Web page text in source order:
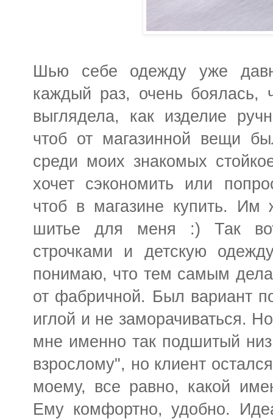
Шью себе одежду уже
каждый раз, очень
выглядела, как изделие
чтоб от магазинной вещи
среди моих знакомых
хочет сэкономить или
чтоб в магазине купить. Им
шитье для меня :) Так
строчками и детскую
понимаю, что тем самым
от фабричной. Был вариант
иглой и не заморачиваться.
мне именно так подшитый
взрослому", но клиент
моему, все равно, какой
Ему комфортно, удобно.